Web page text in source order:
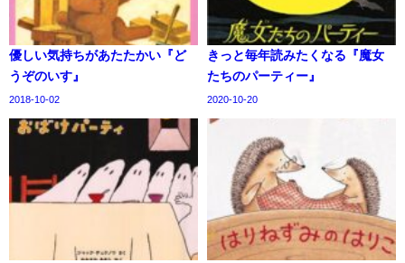
優しい気持ちがあたたかい『ど
うぞのいす』
2018-10-02
きっと毎年読みたくなる『魔女
たちのパーティー』
2020-10-20